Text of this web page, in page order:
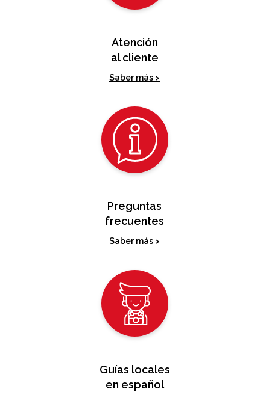
Atención
al cliente
Saber más >
Preguntas
frecuentes
Saber más >
Guías locales
en español